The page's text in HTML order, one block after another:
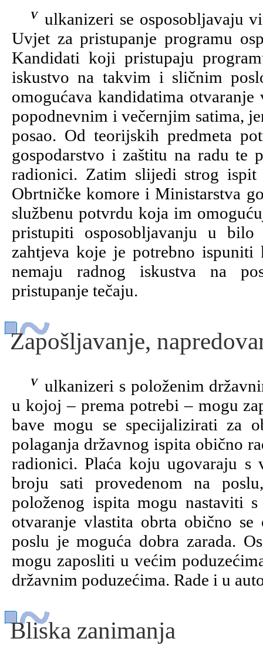
Vulkanizeri se osposobljavaju višemjesečnim programima osposobljavanja.
Uvjet za pristupanje programu
Kandidati koji pristupaju
iskustvo na takvim i sličnim
omogućava kandidatima
popodnevnim i večernjim satima,
posao. Od teorijskih predmeta
gospodarstvo i zaštitu na radu te
radionici. Zatim slijedi strog ispit
Obrtničke komore i Ministarstva
službenu potvrdu koja im
pristupiti osposobljavanju u
zahtjeva koje je potrebno
nemaju radnog iskustva na
pristupanje tečaju.
Zapošljavanje,
Vulkanizeri s položenim državnim ispitom mogu otvoriti vlastitu radionicu,
u kojoj – prema potrebi – mogu
bave mogu se specijalizirati za
polaganja državnog ispita obično
radionici. Plaća koju ugovaraju s
broju sati provedenom na
položenog ispita mogu nastaviti
otvaranje vlastita obrta obično
poslu je moguća dobra zarada.
mogu zaposliti u većim
državnim poduzećima. Rade i u
Bliska zanimanja